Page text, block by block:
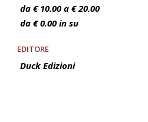
da € 10.00 a € 20.00
da € 0.00 in su
EDITORE
Duck Edizioni